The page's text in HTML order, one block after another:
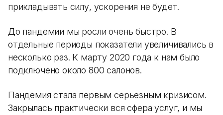
прикладывать силу, ускорения не будет.
До пандемии мы росли очень быстро. В
отдельные периоды показатели увеличивались в
несколько раз. К марту 2020 года к нам было
подключено около 800 салонов.
Пандемия стала первым серьезным кризисом.
Закрылась практически вся сфера услуг, и мы